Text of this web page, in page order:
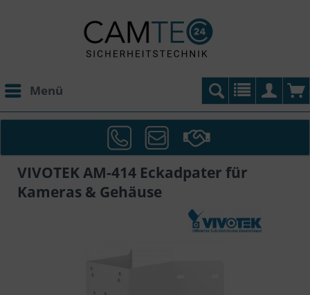
Menü
VIVOTEK AM-414 Eckadpater für
Kameras & Gehäuse